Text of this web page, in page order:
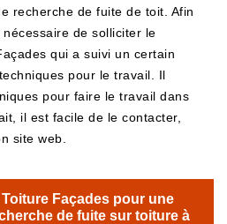
recherche de fuite de toit. Afin
de solliciter le
qui a suivi un certain
pour le travail. Il
pour faire le travail dans
il est facile de le contacter,
site web.
Façades pour une
de fuite sur toiture à